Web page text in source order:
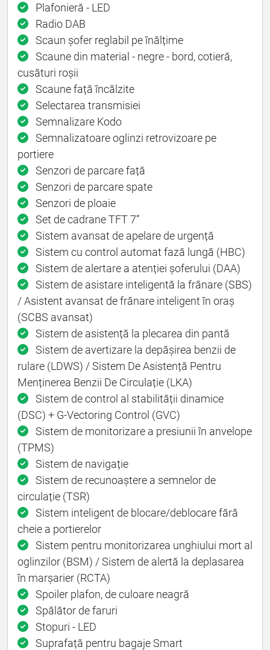
Plafonieră - LED
Radio DAB
Scaun șofer reglabil pe înălțime
Scaune din material - negre - bord, cotieră,
cusături roșii
Scaune față încălzite
Selectarea transmisiei
Semnalizare Kodo
Semnalizatoare oglinzi retrovizoare pe
portiere
Senzori de parcare față
Senzori de parcare spate
Senzori de ploaie
Set de cadrane TFT 7”
Sistem avansat de apelare de urgență
Sistem cu control automat fază lungă (HBC)
Sistem de alertare a atenției șoferului (DAA)
Sistem de asistare inteligentă la frânare (SBS)
/ Asistent avansat de frânare inteligent în oraș
(SCBS avansat)
Sistem de asistență la plecarea din pantă
Sistem de avertizare la depășirea benzii de
rulare (LDWS) / Sistem De Asistență Pentru
Menținerea Benzii De Circulație (LKA)
Sistem de control al stabilității dinamice
(DSC) + G-Vectoring Control (GVC)
Sistem de monitorizare a presiunii în anvelope
(TPMS)
Sistem de navigație
Sistem de recunoaștere a semnelor de
circulație (TSR)
Sistem inteligent de blocare/deblocare fără
cheie a portierelor
Sistem pentru monitorizarea unghiului mort al
oglinzilor (BSM) / Sistem de alertă la deplasarea
în marșarier (RCTA)
Spoiler plafon, de culoare neagră
Spălător de faruri
Stopuri - LED
Suprafață pentru bagaje Smart